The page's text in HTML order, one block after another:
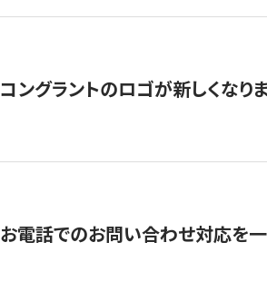
コングラントのロゴが新しくなり
お電話でのお問い合わせ対応を